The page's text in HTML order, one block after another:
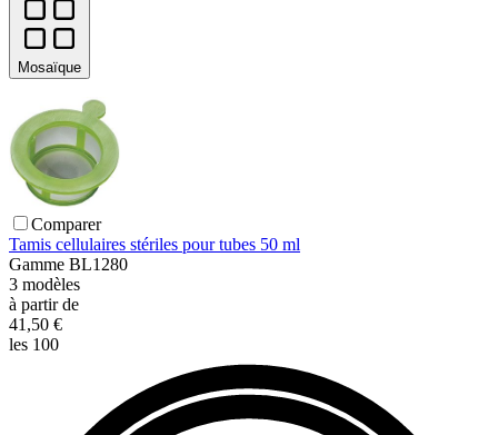
Mosaïque
Comparer
Tamis cellulaires stériles pour tubes 50 ml
Gamme BL1280
3 modèles
à partir de
41,50 €
les 100